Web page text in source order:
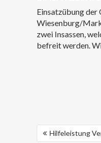
Einsatzübung der
Wiesenburg/
zwei Insassen,
befreit werden.
Hilfeleistung